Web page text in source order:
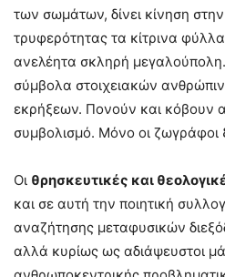
των σωμάτων, δίνει κίνηση
τρυφερότητας τα κίτρινα
ανελέητα σκληρή
σύμβολα στοιχειακών
εκρήξεων. Πονούν και κόβουν
συμβολισμό. Μόνο οι ζωγράφοι
Οι θρησκευτικές και
και σε αυτή την ποιητική
αναζήτησης μεταφυσικών
αλλά κυρίως ως αδιάψευστοι